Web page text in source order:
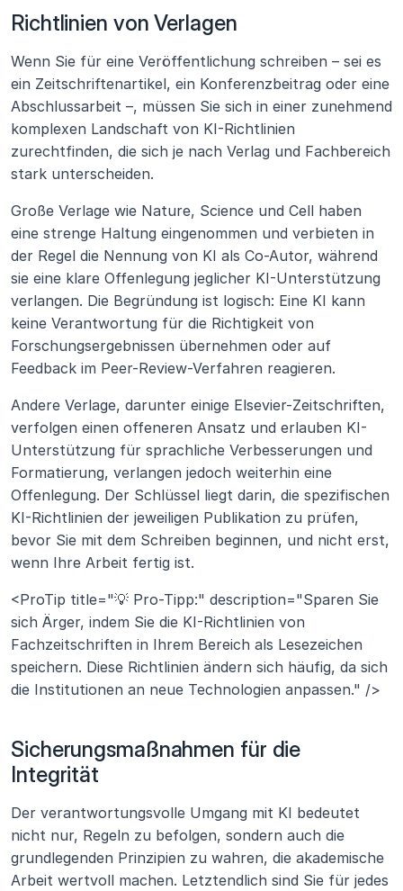
Richtlinien von Verlagen
Wenn Sie für eine Veröffentlichung schreiben – sei es
ein Zeitschriftenartikel, ein Konferenzbeitrag oder eine
Abschlussarbeit –, müssen Sie sich in einer zunehmend
komplexen Landschaft von KI-Richtlinien
zurechtfinden, die sich je nach Verlag und Fachbereich
stark unterscheiden.
Große Verlage wie Nature, Science und Cell haben
eine strenge Haltung eingenommen und verbieten in
der Regel die Nennung von KI als Co-Autor, während
sie eine klare Offenlegung jeglicher KI-Unterstützung
verlangen. Die Begründung ist logisch: Eine KI kann
keine Verantwortung für die Richtigkeit von
Forschungsergebnissen übernehmen oder auf
Feedback im Peer-Review-Verfahren reagieren.
Andere Verlage, darunter einige Elsevier-Zeitschriften,
verfolgen einen offeneren Ansatz und erlauben KI-
Unterstützung für sprachliche Verbesserungen und
Formatierung, verlangen jedoch weiterhin eine
Offenlegung. Der Schlüssel liegt darin, die spezifischen
KI-Richtlinien der jeweiligen Publikation zu prüfen,
bevor Sie mit dem Schreiben beginnen, und nicht erst,
wenn Ihre Arbeit fertig ist.
<ProTip title="💡 Pro-Tipp:" description="Sparen Sie
sich Ärger, indem Sie die KI-Richtlinien von
Fachzeitschriften in Ihrem Bereich als Lesezeichen
speichern. Diese Richtlinien ändern sich häufig, da sich
die Institutionen an neue Technologien anpassen." />
Sicherungsmaßnahmen für die
Integrität
Der verantwortungsvolle Umgang mit KI bedeutet
nicht nur, Regeln zu befolgen, sondern auch die
grundlegenden Prinzipien zu wahren, die akademische
Arbeit wertvoll machen. Letztendlich sind Sie für jedes